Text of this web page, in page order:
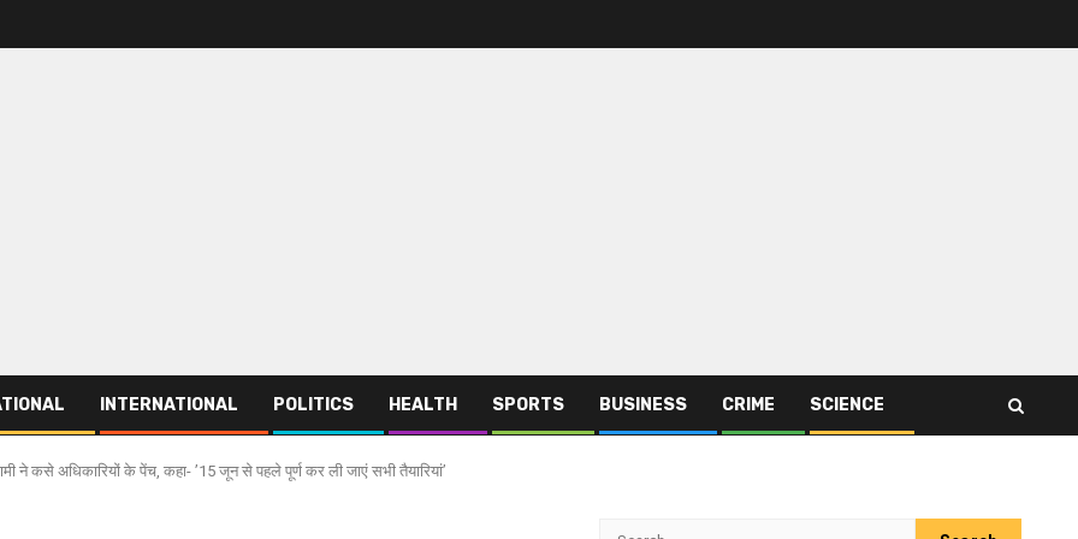
INTERNATIONAL POLITICS HEALTH SPORTS BUSINESS CRIME SCIENCE
ने कसे अधिकारियों के पेंच, कहा- ’15 जून से पहले पूर्ण कर ली जाएं सभी तैयारियां’
Search